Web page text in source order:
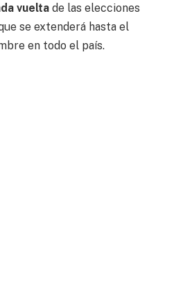
vuelta de las elecciones
se extenderá hasta el
en todo el país.